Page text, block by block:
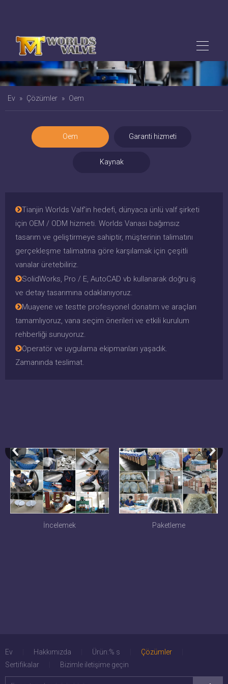
Ev » Çözümler » Oem
Oem Garanti hizmeti
Kaynak
Tianjin Worlds Valf'in hedefi, dünyaca ünlü valf şirketi
için OEM / ODM hizmeti. Worlds Vanası bağımsız
tasarım ve geliştirmeye sahiptir, müşterinin talimatını
gerçekleşme talimatına göre karşılamak için çeşitli
vanalar üretebiliriz.
SolidWorks, Pro / E, AutoCAD vb kullanarak doğru iş
ve detay tasarımına odaklanıyoruz.
Muayene ve testte profesyonel donatım ve araçları
tamamlıyoruz, vana seçim önerileri ve etkili kurulum
rehberliği sunuyoruz.
Operatör ve uygulama ekipmanları yaşadık.
Zamanında teslimat.
İncelemek Paketleme
Ev Hakkımızda Ürün:% s Çözümler
Sertifikalar
Bizimle iletişime geçin